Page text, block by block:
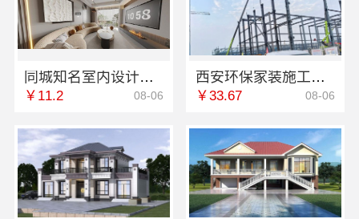
同城知名室内设计团队高端，嘉兴绿色之家建材科技有限公司定制专属空间
￥11.2 08-06
西安环保家装施工公寓自有施工队，居安天成
￥33.67 08-06